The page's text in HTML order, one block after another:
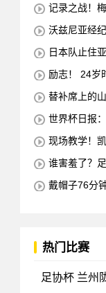
记录之战！
沃兹尼亚经
日本队止住
励志！ 24岁
替补席上的
世界杯日报
现场教学！
谁害羞了？
戴帽子76分
热门比赛
足协杯 兰州